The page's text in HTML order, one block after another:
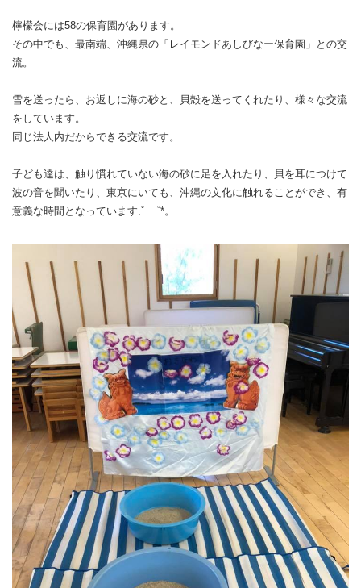
檸檬会には58の保育園があります。
その中でも、最南端、沖縄県の「レイモンドあしびなー保育園」との交
流。
雪を送ったら、お返しに海の砂と、貝殻を送ってくれたり、様々な交流
をしています。
同じ法人内だからできる交流です。
子ども達は、触り慣れていない海の砂に足を入れたり、貝を耳につけて
波の音を聞いたり、東京にいても、沖縄の文化に触れることができ、有
意義な時間となっています.ﾟ ゜*。